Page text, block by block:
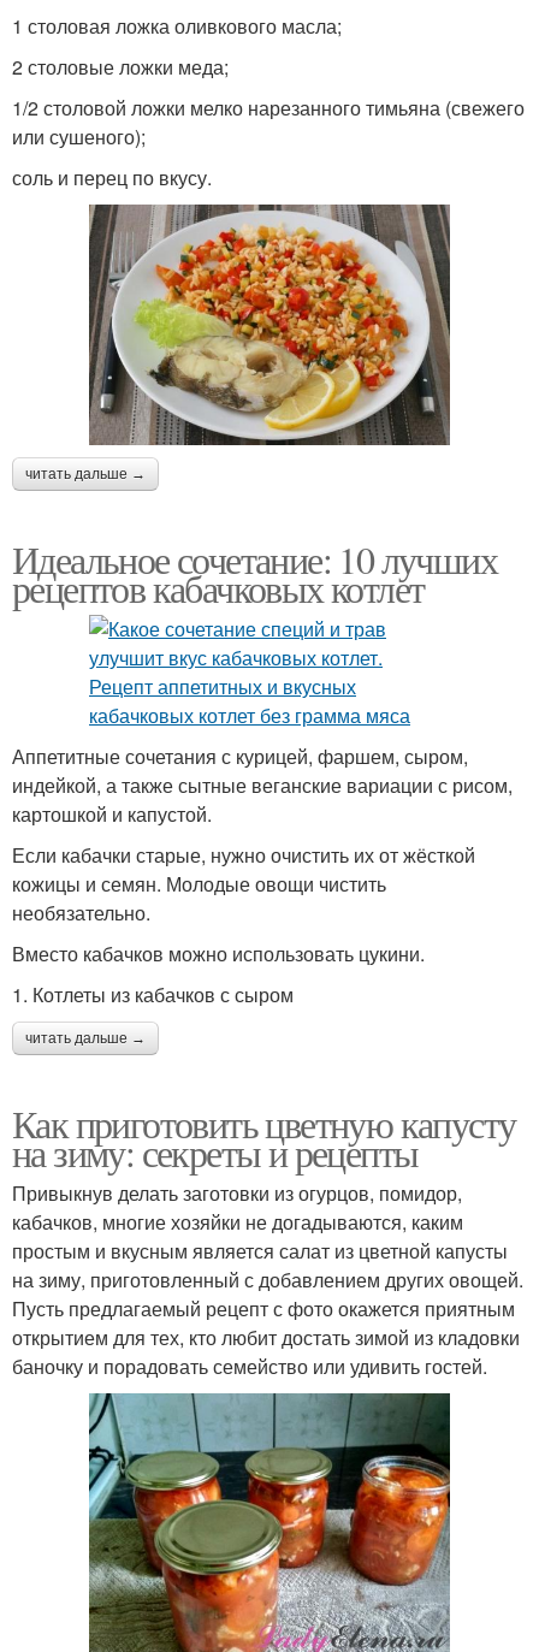
1 столовая ложка оливкового масла;
2 столовые ложки меда;
1/2 столовой ложки мелко нарезанного тимьяна (свежего
или сушеного);
соль и перец по вкусу.
читать дальше →
Идеальное сочетание: 10 лучших
рецептов кабачковых котлет
Аппетитные сочетания с курицей, фаршем, сыром,
индейкой, а также сытные веганские вариации с рисом,
картошкой и капустой.
Если кабачки старые, нужно очистить их от жёсткой
кожицы и семян. Молодые овощи чистить
необязательно.
Вместо кабачков можно использовать цукини.
1. Котлеты из кабачков с сыром
читать дальше →
Как приготовить цветную капусту
на зиму: секреты и рецепты
Привыкнув делать заготовки из огурцов, помидор,
кабачков, многие хозяйки не догадываются, каким
простым и вкусным является салат из цветной капусты
на зиму, приготовленный с добавлением других овощей.
Пусть предлагаемый рецепт с фото окажется приятным
открытием для тех, кто любит достать зимой из кладовки
баночку и порадовать семейство или удивить гостей.